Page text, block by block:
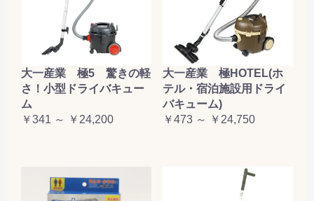
大一産業 極5 驚きの軽
さ！小型ドライバキュー
ム
￥341 ～ ￥24,200
大一産業 極HOTEL(ホ
テル・宿泊施設用ドライ
バキューム)
￥473 ～ ￥24,750